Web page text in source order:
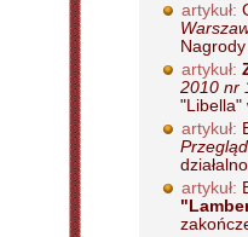
artykuł:
artykuł:
2010 nr
"Libella"
artykuł:
artykuł: